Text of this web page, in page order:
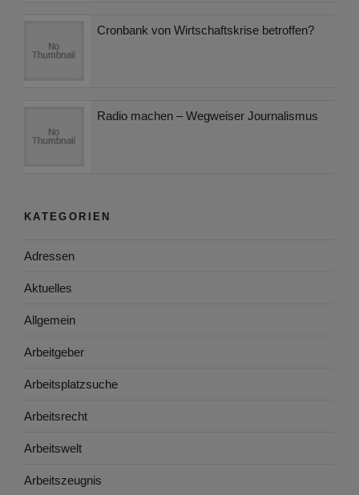
Cronbank von Wirtschaftskrise betroffen?
Radio machen – Wegweiser Journalismus
KATEGORIEN
Adressen
Aktuelles
Allgemein
Arbeitgeber
Arbeitsplatzsuche
Arbeitsrecht
Arbeitswelt
Arbeitszeugnis